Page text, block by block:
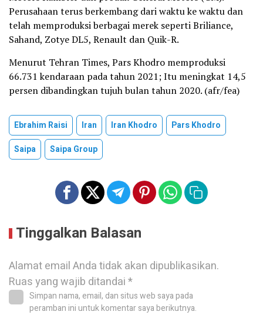
Perusahaan terus berkembang dari waktu ke waktu dan
telah memproduksi berbagai merek seperti Briliance,
Sahand, Zotye DL5, Renault dan Quik-R.
Menurut Tehran Times, Pars Khodro memproduksi
66.731 kendaraan pada tahun 2021; Itu meningkat 14,5
persen dibandingkan tujuh bulan tahun 2020. (afr/fea)
Ebrahim Raisi Iran Iran Khodro
Pars Khodro
Saipa
Saipa Group
Tinggalkan Balasan
Alamat email Anda tidak akan dipublikasikan.
Ruas yang wajib ditandai*
Simpan nama, email, dan situs web saya pada
peramban ini untuk komentar saya berikutnya.